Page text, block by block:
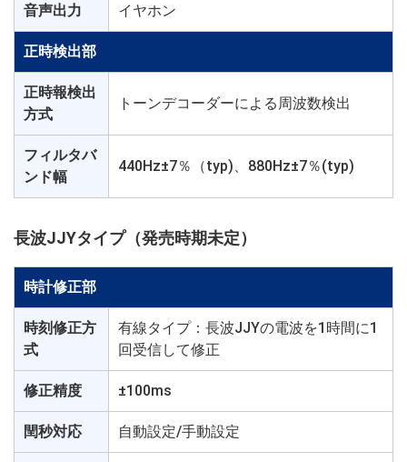
音声出力 イヤホン
正時検出部
正時報検出
方式
トーンデコーダーによる周波数検出
フィルタバ
ンド幅
440Hz±7％（typ)、880Hz±7％(typ)
長波JJYタイプ（発売時期未定）
時計修正部
時刻修正方
式
有線タイプ：長波JJYの電波を1時間に1
回受信して修正
修正精度 ±100ms
閏秒対応 自動設定/手動設定